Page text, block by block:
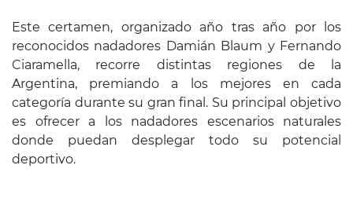
Este certamen, organizado año tras año por los
reconocidos nadadores Damián Blaum y Fernando
Ciaramella, recorre distintas regiones de la
Argentina, premiando a los mejores en cada
categoría durante su gran final. Su principal objetivo
es ofrecer a los nadadores escenarios naturales
donde puedan desplegar todo su potencial
deportivo.